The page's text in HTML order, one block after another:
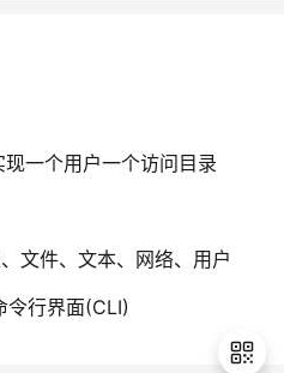
一个用户一个访问目录
件、文本、网络、用户
令行界面(CLI)